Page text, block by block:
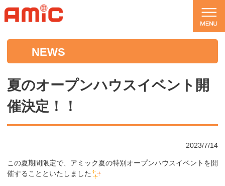
NEWS
夏のオープンハウスイベント開
催決定！！
2023/7/14
この夏期間限定で、アミック夏の特別オープンハウスイベントを開
催することといたしました